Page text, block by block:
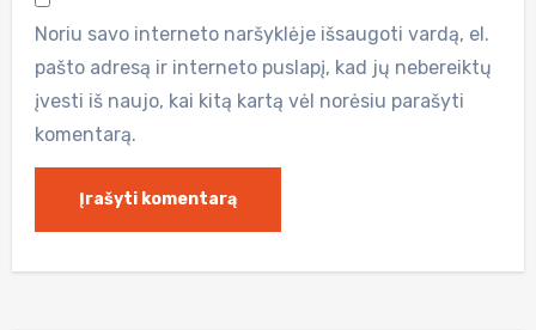
Noriu savo interneto naršyklėje išsaugoti vardą, el.
pašto adresą ir interneto puslapį, kad jų nebereiktų
įvesti iš naujo, kai kitą kartą vėl norėsiu parašyti
komentarą.